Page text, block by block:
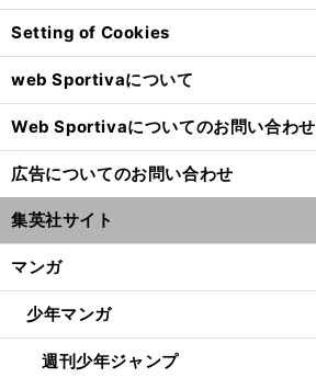
Setting of Cookies
web Sportivaについて
Web Sportivaについてのお問い合わせ
広告についてのお問い合わせ
集英社サイト
マンガ
少年マンガ
週刊少年ジャンプ